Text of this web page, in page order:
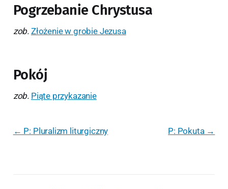
Pogrzebanie Chrystusa
zob. Złożenie w grobie Jezusa
Pokój
zob. Piąte przykazanie
← P: Pluralizm liturgiczny P: Pokuta →